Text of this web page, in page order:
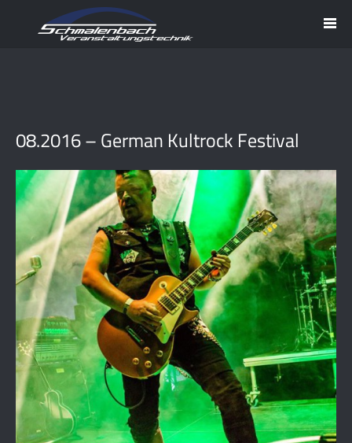
08.2016 – German Kultrock Festival